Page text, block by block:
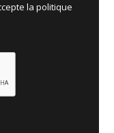
la politique